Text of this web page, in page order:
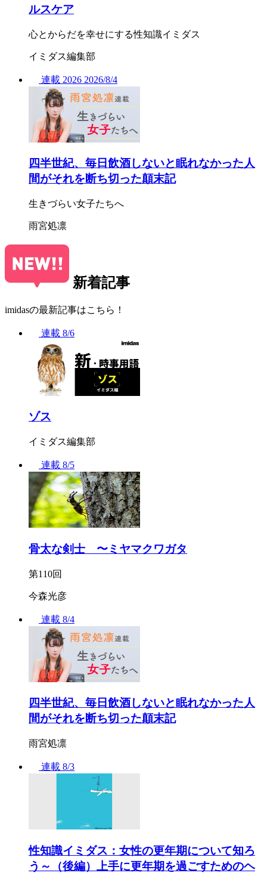
ルスケア
心とからだを幸せにする性知識イミダス
イミダス編集部
連載 2026 2026/8/4
四半世紀、毎日飲酒しないと眠れなかった人
間がそれを断ち切った顛末記
生きづらい女子たちへ
雨宮処凛
新着記事
imidasの最新記事はこちら！
連載 8/6
ゾス
イミダス編集部
連載 8/5
骨太な剣士 〜ミヤマクワガタ
第110回
今森光彦
連載 8/4
四半世紀、毎日飲酒しないと眠れなかった人
間がそれを断ち切った顛末記
雨宮処凛
連載 8/3
性知識イミダス：女性の更年期について知ろ
う～（後編）上手に更年期を過ごすためのヘ